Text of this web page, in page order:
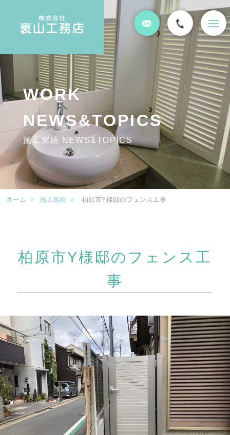
t
g
g
l
e
n
a
v
i
g
a
t
i
o
WORK
NEWS&TOPICS
施工実績 NEWS&TOPICS
ホーム > 施工実績 > 柏原市Y様邸のフェンス工事
柏原市Y様邸のフェンス工
事